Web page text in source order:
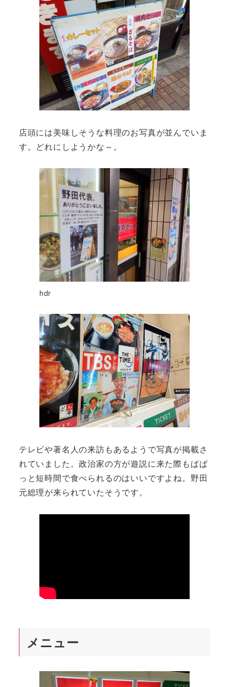
店頭には美味しそうな料理のお写真が並んでいま
す。どれにしようかな～。
hdr
テレビや著名人の来訪もあるようで写真が掲載さ
れていました。政治家の方が遊説に来た際もぱぱ
っと短時間で食べられるのはいいですよね。野田
元総理が来られていたそうです。
メニュー